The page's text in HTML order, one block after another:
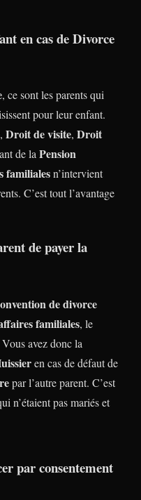
en cas de Divorce
, ce sont les parents qui
pour leur enfant.
, Droit de visite, Droit
de laPension
familialesn’intervient
C’est tout l’avantage
de payer la
de divorce
familiales, le
avez donc la
en cas de défaut de
par l’autre parent. C’est
n’étaient pas mariés et
par consentement